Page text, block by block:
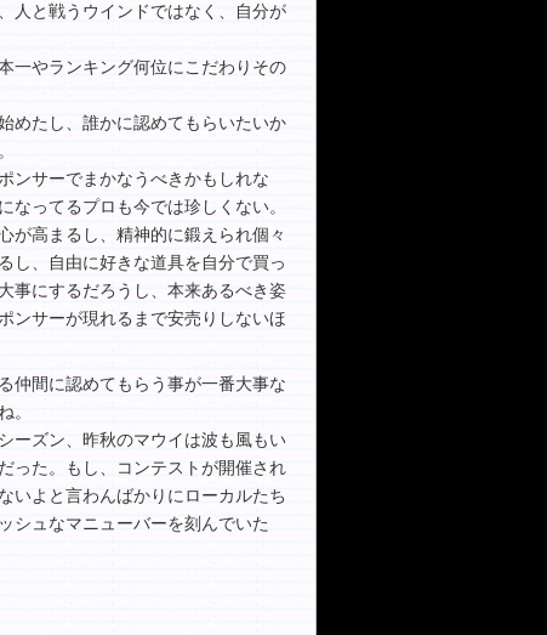
人と戦うウインドではなく、自分が
一やランキング何位にこだわりその
めたし、誰かに認めてもらいたいか
ンサーでまかなうべきかもしれな
ってるプロも今では珍しくない。
が高まるし、精神的に鍛えられ個々
し、自由に好きな道具を自分で買っ
事にするだろうし、本来あるべき姿
ンサーが現れるまで安売りしないほ
仲間に認めてもらう事が一番大事な
。
ーズン、昨秋のマウイは波も風もい
った。もし、コンテストが開催され
いよと言わんばかりにローカルたち
シュなマニューバーを刻んでいた